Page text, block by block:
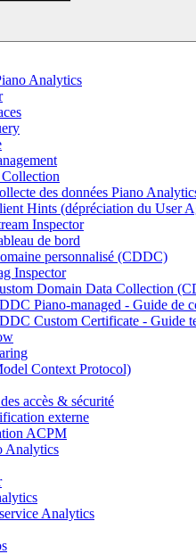
Analytics
des données Piano
Hints (dépréciation du User
Inspector
de bord
personnalisé (CDDC)
Inspector
Domain Data Collection
Piano-managed - Guide de
Custom Certificate - Guide
Context Protocol)
accès & sécurité
externe
ACPM
Analytics
Analytics